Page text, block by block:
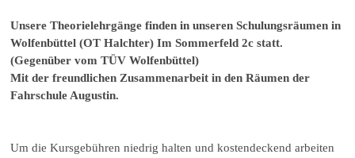
Unsere Theorielehrgänge finden in unseren Schulungsräumen in
Wolfenbüttel (OT Halchter) Im Sommerfeld 2c statt.
(Gegenüber vom TÜV Wolfenbüttel)
Mit der freundlichen Zusammenarbeit in den Räumen der
Fahrschule Augustin.
Um die Kursgebühren niedrig halten und kostendeckend arbeiten